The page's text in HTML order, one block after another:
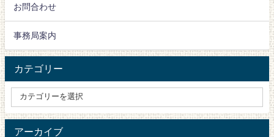
お問合わせ
事務局案内
カテゴリー
アーカイブ